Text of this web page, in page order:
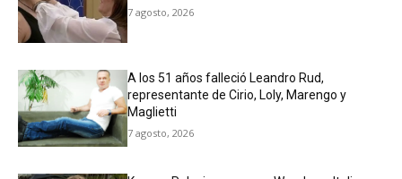
7 agosto, 2026
A los 51 años falleció Leandro Rud,
representante de Cirio, Loly, Marengo y
Maglietti
7 agosto, 2026